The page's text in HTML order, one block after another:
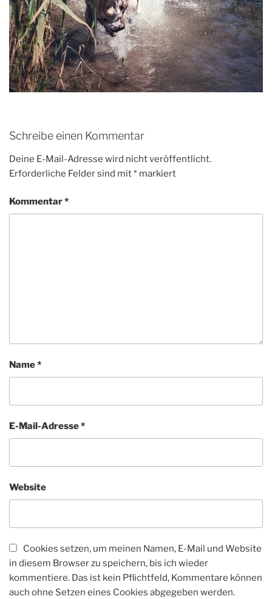
Schreibe einen Kommentar
Deine E-Mail-Adresse wird nicht veröffentlicht.
Erforderliche Felder sind mit* markiert
Kommentar*
Name*
E-Mail-Adresse*
Website
Cookies setzen, um meinen Namen, E-Mail und Website
in diesem Browser zu speichern, bis ich wieder
kommentiere. Das ist kein Pflichtfeld, Kommentare können
auch ohne Setzen eines Cookies abgegeben werden.